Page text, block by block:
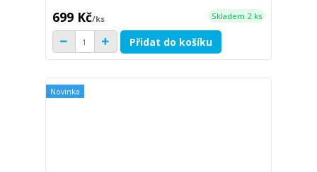
699 Kč/ks Skladem 2 ks
Přidat do košíku
Novinka